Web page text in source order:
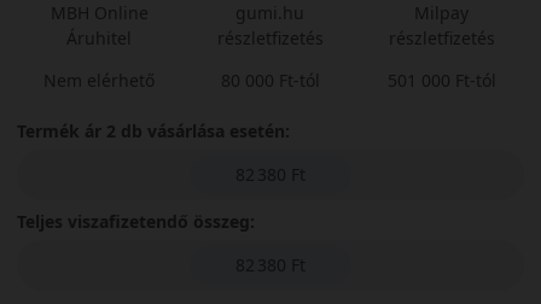
MBH Online
Áruhitel
Nem elérhető
gumi.hu
részletfizetés
80 000 Ft-tól
Milpay
részletfizetés
501 000 Ft-tól
Termék ár 2 db vásárlása esetén:
82 380 Ft
Teljes viszafizetendő összeg:
82 380 Ft